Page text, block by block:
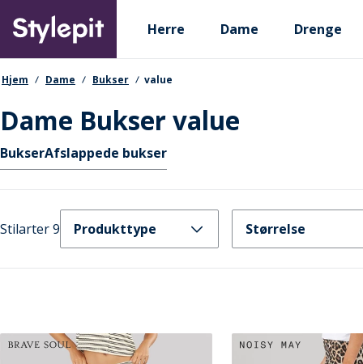
main
content
Primary departments
Herre Dame Drenge
navigationssti
Hjem Dame Bukser value
Dame Bukser value
Hurtige links
BukserAfslappede bukser
Stilarter 9 Produkttype Størrelse